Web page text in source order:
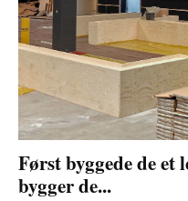
Først byggede de
bygger de...